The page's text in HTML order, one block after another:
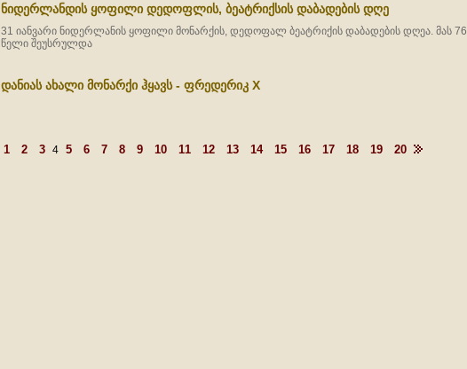
ნიდერლანდის ყოფილი დედოფლის, ბეატრიქსის დაბადების დღე
31 იანვარი ნიდერლანის ყოფილი მონარქის, დედოფალ ბეატრიქის დაბადების დღეა. მას 76
წელი შეუსრულდა
დანიას ახალი მონარქი ჰყავს - ფრედერიკ X
1 2 3 4 5 6 7 8 9 10 11 12 13 14 15 16 17 18 19 20